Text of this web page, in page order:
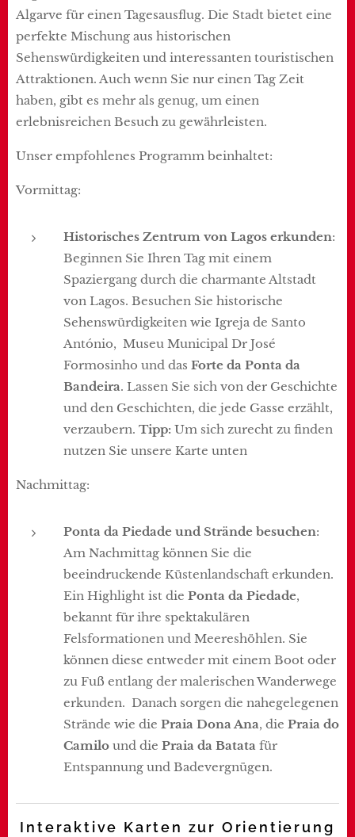
Algarve für einen Tagesausflug. Die Stadt bietet eine
perfekte Mischung aus historischen
Sehenswürdigkeiten und interessanten touristischen
Attraktionen. Auch wenn Sie nur einen Tag Zeit
haben, gibt es mehr als genug, um einen
erlebnisreichen Besuch zu gewährleisten.
Unser empfohlenes Programm beinhaltet:
Vormittag:
Historisches Zentrum von Lagos erkunden:
Beginnen Sie Ihren Tag mit einem
Spaziergang durch die charmante Altstadt
von Lagos. Besuchen Sie historische
Sehenswürdigkeiten wie Igreja de Santo
António, Museu Municipal Dr José
Formosinho und das Forte da Ponta da
Bandeira. Lassen Sie sich von der Geschichte
und den Geschichten, die jede Gasse erzählt,
verzaubern. Tipp: Um sich zurecht zu finden
nutzen Sie unsere Karte unten
Nachmittag:
Ponta da Piedade und Strände besuchen:
Am Nachmittag können Sie die
beeindruckende Küstenlandschaft erkunden.
Ein Highlight ist die Ponta da Piedade,
bekannt für ihre spektakulären
Felsformationen und Meereshöhlen. Sie
können diese entweder mit einem Boot oder
zu Fuß entlang der malerischen Wanderwege
erkunden. Danach sorgen die nahegelegenen
Strände wie die Praia Dona Ana, die Praia do
Camilo und die Praia da Batata für
Entspannung und Badevergnügen.
Interaktive Karten zur Orientierung